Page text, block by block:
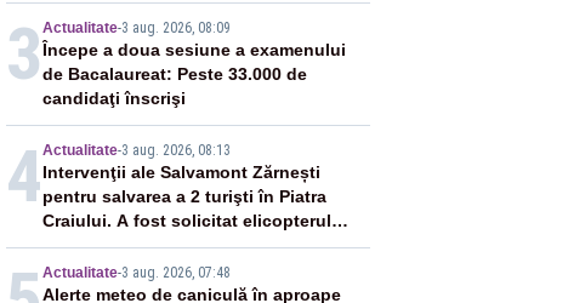
3 Actualitate-3 aug. 2026, 08:09
Începe a doua sesiune a examenului
de Bacalaureat: Peste 33.000 de
candidaţi înscrişi
4Actualitate-3 aug. 2026, 08:13
Intervenţii ale Salvamont Zărnești
pentru salvarea a 2 turişti în Piatra
Craiului. A fost solicitat elicopterul
SMURD
Actualitate-3 aug. 2026, 07:48
Alerte meteo de caniculă în aproape